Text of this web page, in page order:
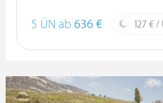
5 ÜN ab 636 € 127 € /